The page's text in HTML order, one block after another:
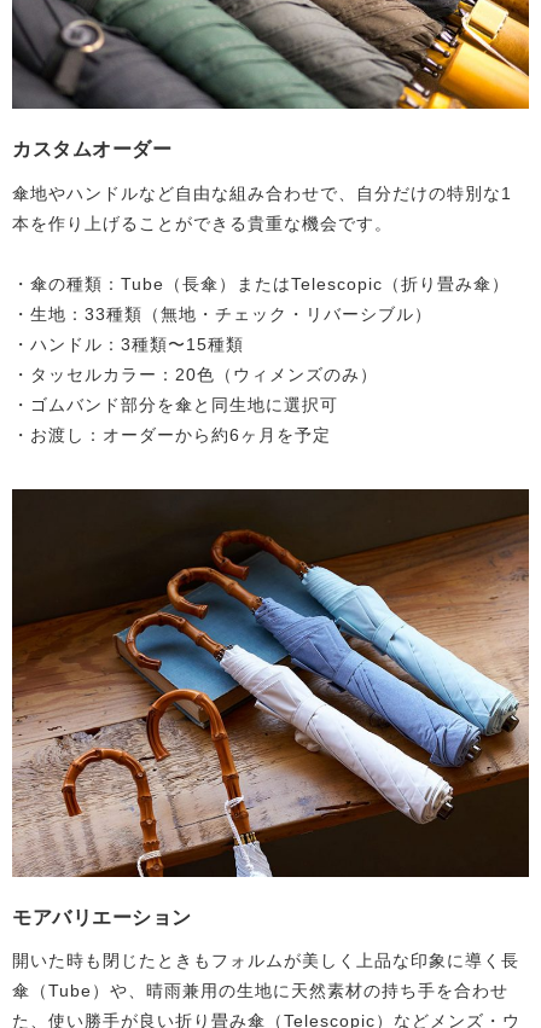
カスタムオーダー
傘地やハンドルなど自由な組み合わせで、自分だけの特別な1
本を作り上げることができる貴重な機会です。
・傘の種類：Tube（長傘）またはTelescopic（折り畳み傘）
・生地：33種類（無地・チェック・リバーシブル）
・ハンドル：3種類〜15種類
・タッセルカラー：20色（ウィメンズのみ）
・ゴムバンド部分を傘と同生地に選択可
・お渡し：オーダーから約6ヶ月を予定
モアバリエーション
開いた時も閉じたときもフォルムが美しく上品な印象に導く長
傘（Tube）や、晴雨兼用の生地に天然素材の持ち手を合わせ
た、使い勝手が良い折り畳み傘（Telescopic）などメンズ・ウ